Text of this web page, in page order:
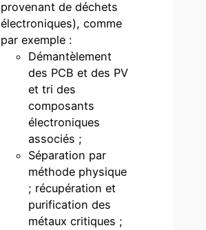
provenant de déchets
électroniques), comme
par exemple :
Démantèlement
des PCB et des PV
et tri des
composants
électroniques
associés ;
Séparation par
méthode physique
; récupération et
purification des
métaux critiques ;